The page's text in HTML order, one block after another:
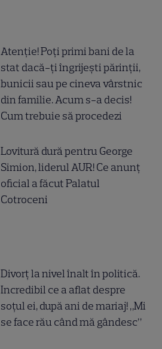
Atenție! Poți primi bani de la
stat dacă-ți îngrijești părinții,
bunicii sau pe cineva vârstnic
din familie. Acum s-a decis!
Cum trebuie să procedezi
Lovitură dură pentru George
Simion, liderul AUR! Ce anunț
oficial a făcut Palatul
Cotroceni
Divorț la nivel înalt în politică.
Incredibil ce a aflat despre
soțul ei, după ani de mariaj! „Mi
se face rău când mă gândesc”